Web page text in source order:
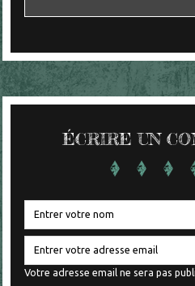
ÉCRIRE UN
Votre adresse email ne sera pas